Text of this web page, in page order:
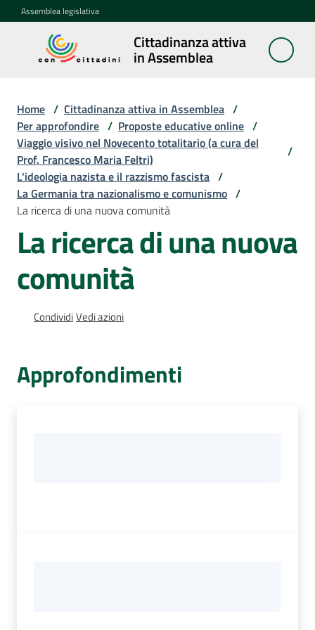
Vai al contenuto
Vai alla navigazione
Vai al footer
Assemblea legislativa
Cittadinanza attiva
in Assemblea
Cittadinanza
attiva in
Concittadini
Porte
aperte
in
Assemblea
Mostre
itineranti
Percorsi
Home / Cittadinanza attiva in Assemblea /
Per approfondire / Proposte educative online /
Viaggio visivo nel Novecento totalitario (a cura del
Prof. Francesco Maria Feltri)
/
L'ideologia nazista e il razzismo fascista /
La Germania tra nazionalismo e comunismo /
La ricerca di una nuova comunità
La ricerca di una nuova
comunità
CondividiVedi azioni
Approfondimenti